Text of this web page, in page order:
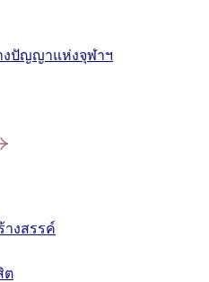
ปัญญาแห่งจุฬาฯ
งสรรค์
ต